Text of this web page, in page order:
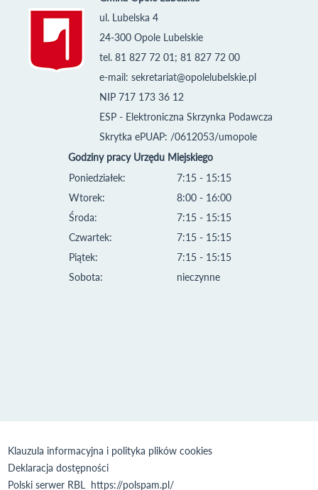
ul. Lubelska 4
24-300 Opole Lubelskie
tel. 81 827 72 01; 81 827 72 00
e-mail: sekretariat@opolelubelskie.pl
NIP 717 173 36 12
ESP - Elektroniczna Skrzynka Podawcza
Skrytka ePUAP: /0612053/umopole
Godziny pracy Urzędu Miejskiego
Poniedziałek:
Wtorek:
Środa:
Czwartek:
Piątek:
Sobota:
7:15 - 15:15
8:00 - 16:00
7:15 - 15:15
7:15 - 15:15
7:15 - 15:15
nieczynne
Klauzula informacyjna i polityka plików cookies
Deklaracja dostępności
Polski serwer RBL https://polspam.pl/